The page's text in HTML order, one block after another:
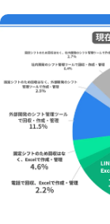
らくしふラボ
導入事例
資料ライブラリ